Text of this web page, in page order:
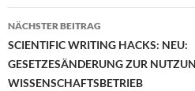
k
NÄCHSTER BEITRAG
SCIENTIFIC WRITING HACKS: NEU:
GESETZESÄNDERUNG ZUR
WISSENSCHAFTSBETRIEB